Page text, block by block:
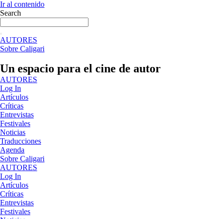
Ir al contenido
Search
AUTORES
Sobre Caligari
Un espacio para el cine de autor
AUTORES
Log In
Artículos
Críticas
Entrevistas
Festivales
Noticias
Traducciones
Agenda
Sobre Caligari
AUTORES
Log In
Artículos
Críticas
Entrevistas
Festivales